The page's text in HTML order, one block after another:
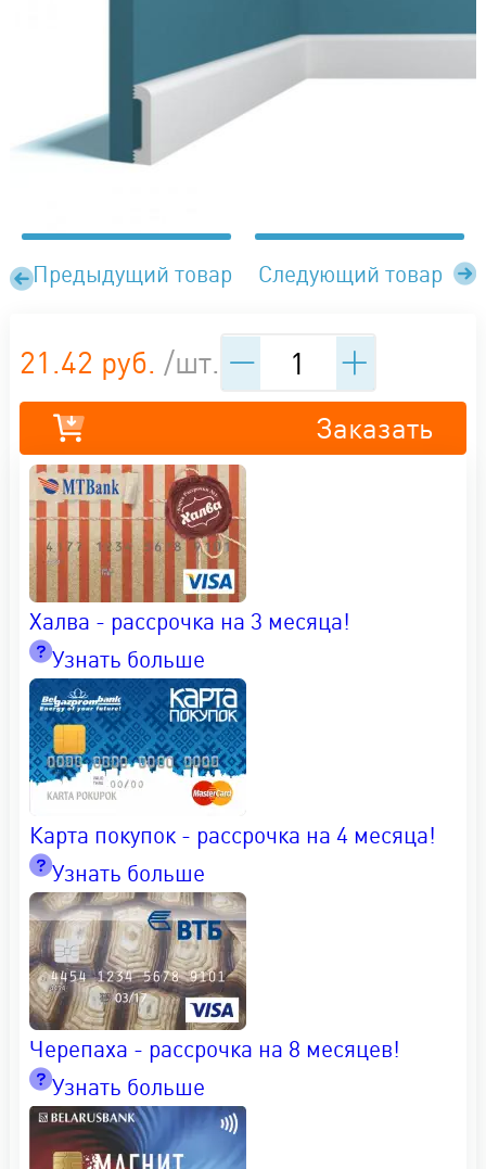
Предыдущий товар Следующий товар
21.42 руб. /шт.
Заказать
Халва - рассрочка на 3 месяца!
Узнать больше
Карта покупок - рассрочка на 4 месяца!
Узнать больше
Черепаха - рассрочка на 8 месяцев!
Узнать больше